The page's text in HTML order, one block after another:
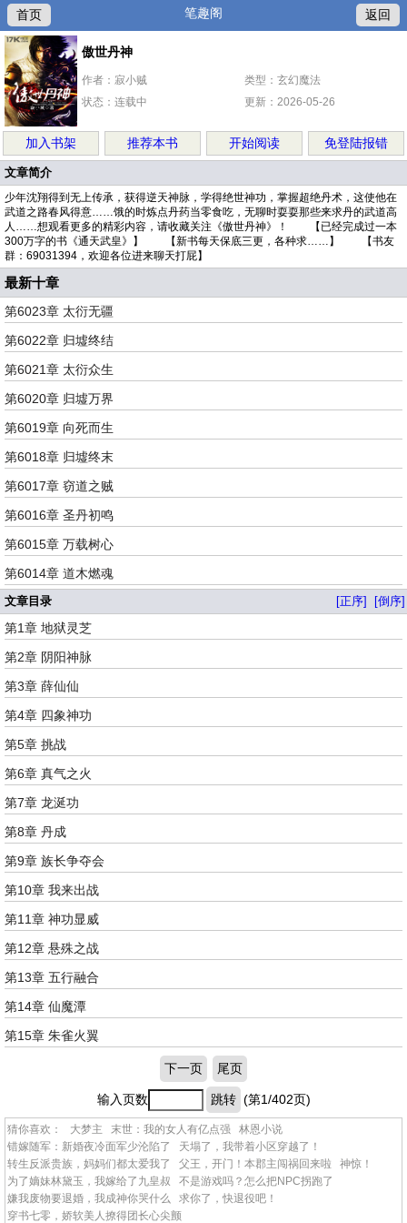
首页 笔趣阁 返回
傲世丹神
作者：寂小贼
类型：玄幻魔法
状态：连载中
更新：2026-05-26
加入书架 推荐本书 开始阅读 免登陆报错
文章简介
少年沈翔得到无上传承，获得逆天神脉，学得绝世神功，掌握超绝丹术，这使他在
武道之路春风得意……饿的时炼点丹药当零食吃，无聊时耍耍那些来求丹的武道高
人……想观看更多的精彩内容，请收藏关注《傲世丹神》！ 【已经完成过一本
300万字的书《通天武皇》】 【新书每天保底三更，各种求……】 【书友
群：69031394，欢迎各位进来聊天打屁】
最新十章
第6023章 太衍无疆
第6022章 归墟终结
第6021章 太衍众生
第6020章 归墟万界
第6019章 向死而生
第6018章 归墟终末
第6017章 窃道之贼
第6016章 圣丹初鸣
第6015章 万载树心
第6014章 道木燃魂
文章目录 [正序] [倒序]
第1章 地狱灵芝
第2章 阴阳神脉
第3章 薛仙仙
第4章 四象神功
第5章 挑战
第6章 真气之火
第7章 龙涎功
第8章 丹成
第9章 族长争夺会
第10章 我来出战
第11章 神功显威
第12章 悬殊之战
第13章 五行融合
第14章 仙魔潭
第15章 朱雀火翼
下一页 尾页
输入页数 跳转 (第1/402页)
猜你喜欢： 大梦主 末世：我的女人有亿点强
林恩小说
错嫁随军：新婚夜冷面军少沦陷了
天塌了，我带着小区穿越了！
转生反派贵族，妈妈们都太爱我了
父王，开门！本郡主闯祸回来啦
神惊！
为了嫡妹林黛玉，我嫁给了九皇叔
不是游戏吗？怎么把NPC拐跑了
嫌我废物要退婚，我成神你哭什么
求你了，快退役吧！
穿书七零，娇软美人撩得团长心尖颤